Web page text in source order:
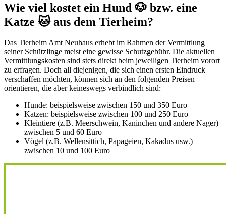
Wie viel kostet ein Hund 🐶 bzw. eine
Katze 🐱 aus dem Tierheim?
Das Tierheim Amt Neuhaus erhebt im Rahmen der Vermittlung
seiner Schützlinge meist eine gewisse Schutzgebühr. Die aktuellen
Vermittlungskosten sind stets direkt beim jeweiligen Tierheim vorort
zu erfragen. Doch all diejenigen, die sich einen ersten Eindruck
verschaffen möchten, können sich an den folgenden Preisen
orientieren, die aber keineswegs verbindlich sind:
Hunde: beispielsweise zwischen 150 und 350 Euro
Katzen: beispielsweise zwischen 100 und 250 Euro
Kleintiere (z.B. Meerschwein, Kaninchen und andere Nager)
zwischen 5 und 60 Euro
Vögel (z.B. Wellensittich, Papageien, Kakadus usw.)
zwischen 10 und 100 Euro